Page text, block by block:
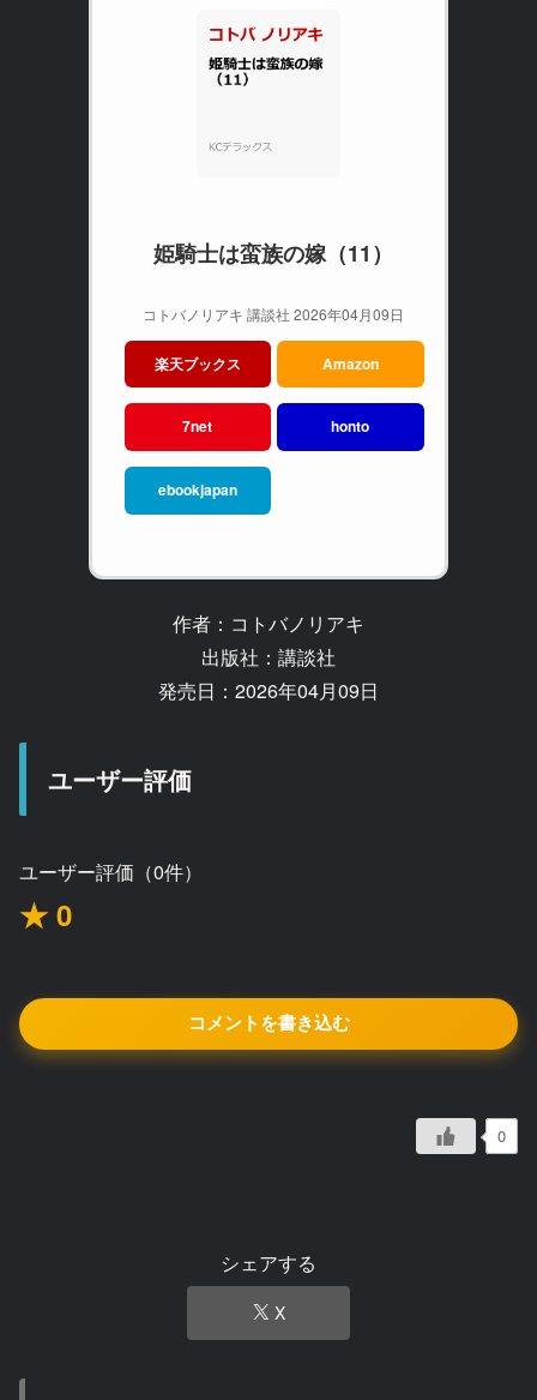
姫騎士は蛮族の嫁（11）
コトバノリアキ 講談社 2026年04月09日
楽天ブックス Amazon
7net honto
ebookjapan
作者：コトバノリアキ
出版社：講談社
発売日：2026年04月09日
ユーザー評価
ユーザー評価（0件）
★ 0
コメントを書き込む
0
シェアする
X